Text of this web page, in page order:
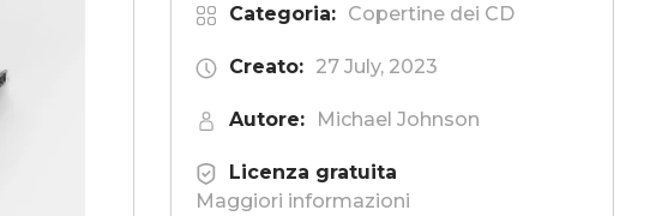
Categoria: Copertine dei CD
Creato: 27 July, 2023
Autore: Michael Johnson
Licenza gratuita
Maggiori informazioni